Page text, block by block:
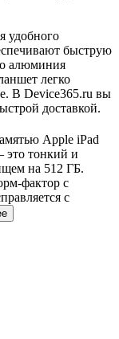
удобного
быструю
алюминия
легко
В Device365.ru вы
доставкой.
Apple iPad
это тонкий и
на 512 ГБ.
фактор с
с